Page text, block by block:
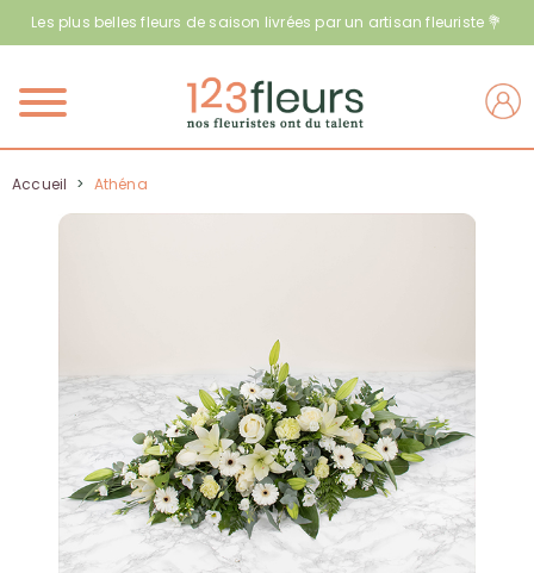
Les plus belles fleurs de saison livrées par un artisan fleuriste 💐
Menu
Accueil > Athéna